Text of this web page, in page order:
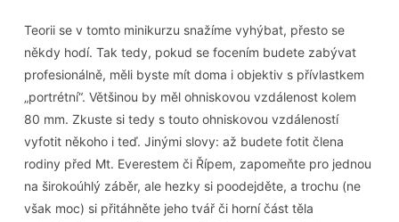
Teorii se v tomto minikurzu snažíme vyhýbat, přesto se
někdy hodí. Tak tedy, pokud se focením budete zabývat
profesionálně, měli byste mít doma i objektiv s přívlastkem
„portrétní“. Většinou by měl ohniskovou vzdálenost kolem
80 mm. Zkuste si tedy s touto ohniskovou vzdáleností
vyfotit někoho i teď. Jinými slovy: až budete fotit člena
rodiny před Mt. Everestem či Řípem, zapomeňte pro jednou
na širokoúhlý záběr, ale hezky si poodejděte, a trochu (ne
však moc) si přitáhněte jeho tvář či horní část těla